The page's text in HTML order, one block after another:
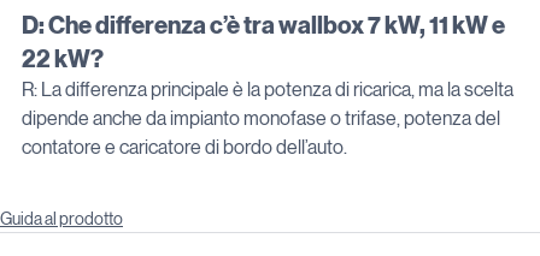
D: Che differenza c’è tra wallbox 7 kW, 11 kW e
22 kW?
R: La differenza principale è la potenza di ricarica, ma la scelta
dipende anche da impianto monofase o trifase, potenza del
contatore e caricatore di bordo dell’auto.
Guida al prodotto